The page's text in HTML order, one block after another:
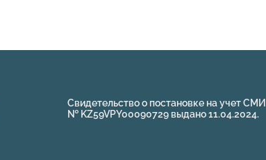
Свидетельство о постановке на учет СМИ
№ KZ59VPY00090729 выдано 11.04.2024.